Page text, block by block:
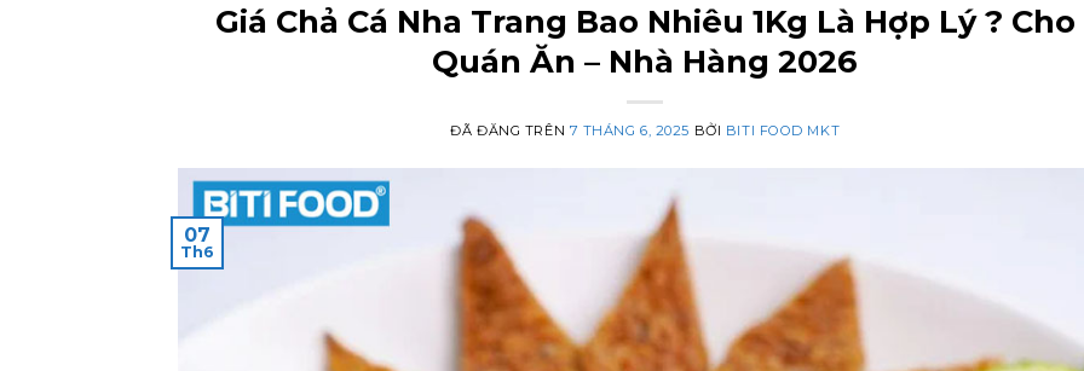
Giá Chả Cá Nha Trang Bao Nhiêu 1Kg Là Hợp Lý ? Cho
Quán Ăn – Nhà Hàng 2026
ĐÃ ĐĂNG TRÊN 7 THÁNG 6, 2025 BỞI BITI FOOD MKT
07
Th6